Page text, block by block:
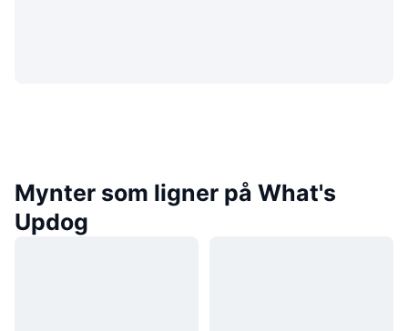
Mynter som ligner på What's
Updog